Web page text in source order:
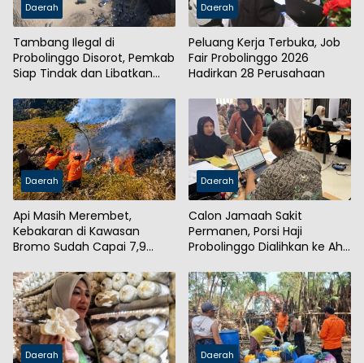
Daerah
Tambang Ilegal di
Probolinggo Disorot, Pemkab
Siap Tindak dan Libatkan
Daerah
Peluang Kerja Terbuka, Job
Fair Probolinggo 2026
Hadirkan 28 Perusahaan
Daerah
Api Masih Merembet,
Kebakaran di Kawasan
Bromo Sudah Capai 7,9
Daerah
Calon Jamaah Sakit
Permanen, Porsi Haji
Probolinggo Dialihkan ke Ahli
Daerah Daerah